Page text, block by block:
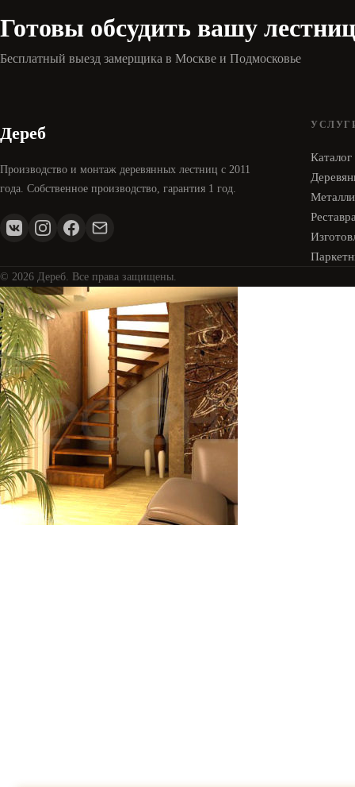
Готовы обсудить вашу
Бесплатный выезд замерщика в Москве и Подмосковье
Дереб
Производство и монтаж деревянных лестниц с 2011
года. Собственное производство, гарантия 1 год.
Каталог
© 2026 Дереб. Все права защищены.